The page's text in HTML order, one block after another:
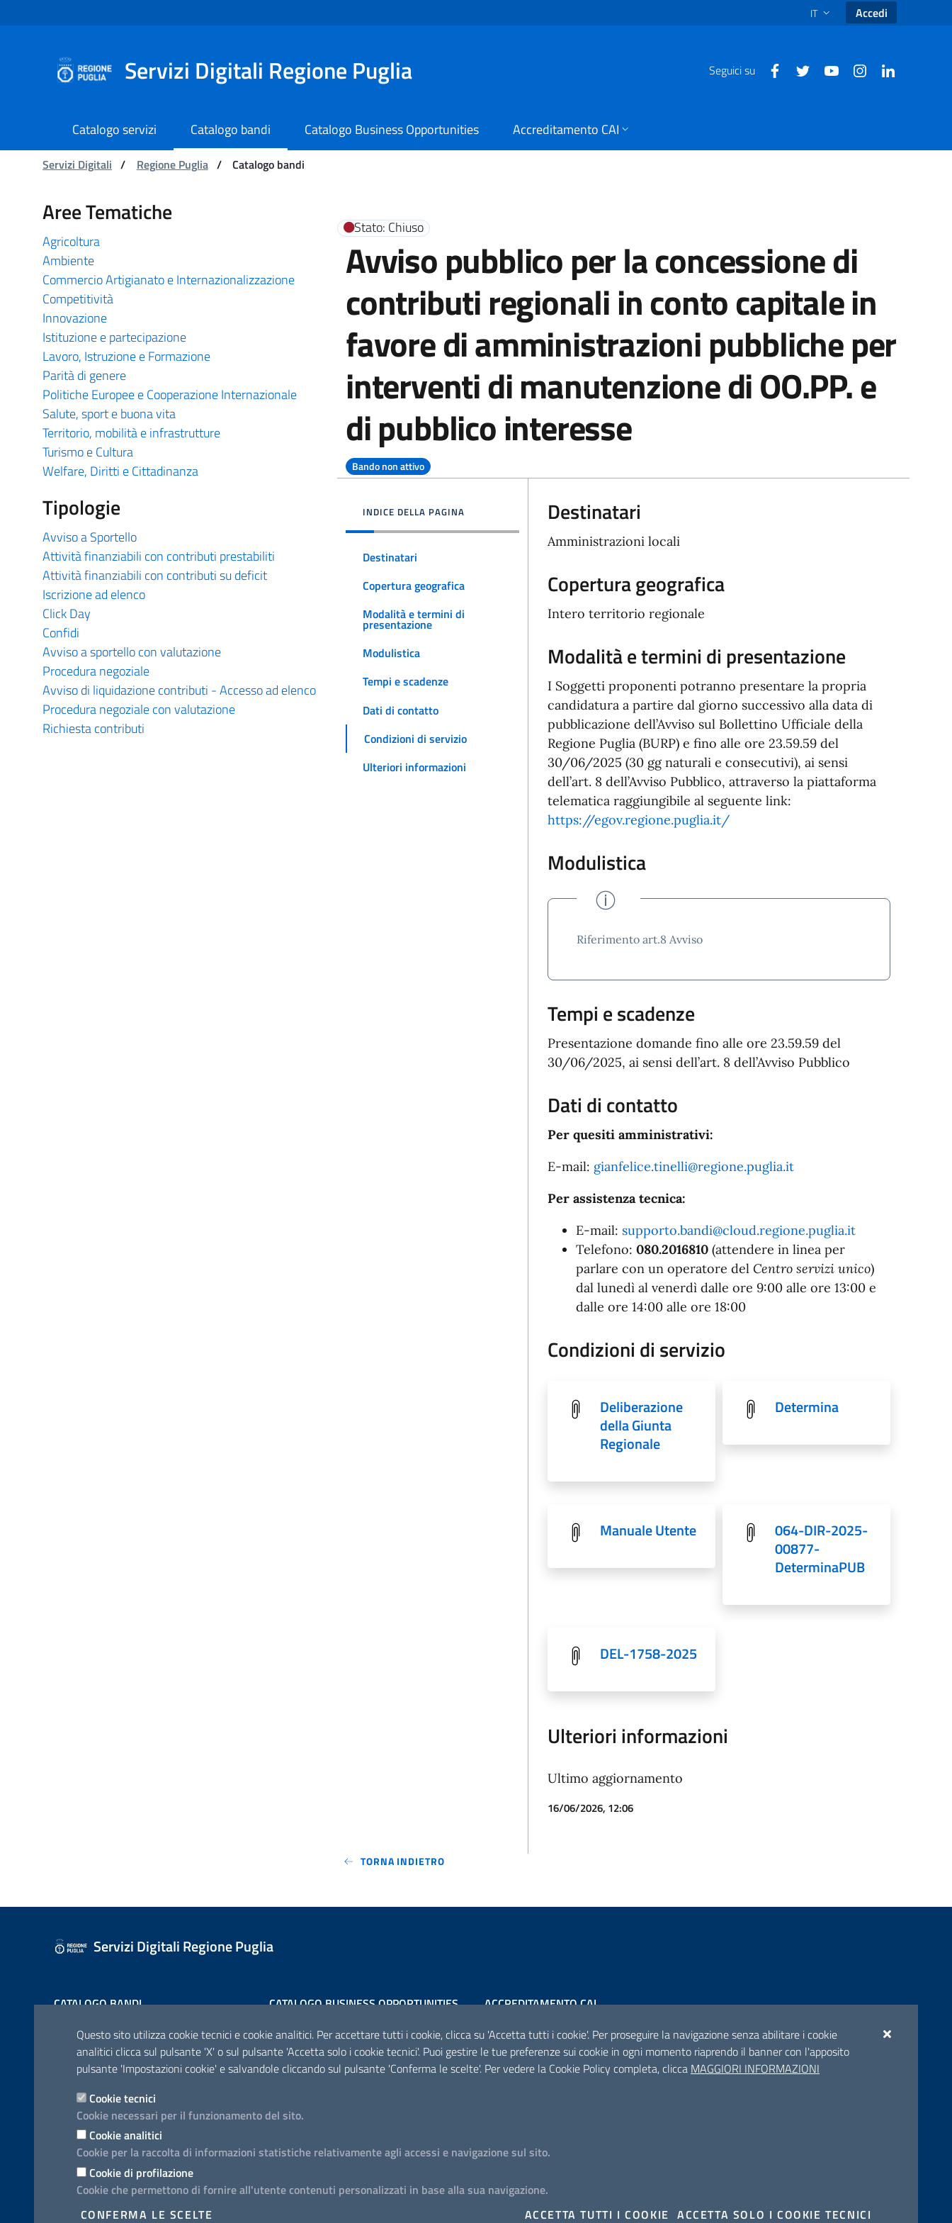
Navigazione
Questo sito utilizza cookie tecnici e cookie analitici. Per accettare tutti i cookie, clicca su 'Accetta tutti i cookie'. Per proseguire la navigazione senza abilitare i cookie
analitici clicca sul pulsante 'X' o sul pulsante 'Accetta solo i cookie tecnici'. Puoi gestire le tue preferenze sui cookie in ogni momento riaprendo il banner con l'apposito
pulsante 'Impostazioni cookie' e salvandole cliccando sul pulsante 'Conferma le scelte'. Per vedere la Cookie Policy completa, clicca MAGGIORI INFORMAZIONI
Cookie tecnici
Cookie necessari per il funzionamento del sito.
Cookie analitici
Cookie per la raccolta di informazioni statistiche relativamente agli accessi e navigazione sul sito.
Cookie di profilazione
Cookie che permettono di fornire all'utente contenuti personalizzati in base alla sua navigazione.
CONFERMA LE SCELTE
ACCETTA TUTTI I COOKIE ACCETTA SOLO I COOKIE TECNICI
SELEZIONE LINGUA: LINGUA
IT Accedi
Servizi Digitali Regione Puglia Seguici su
Catalogo servizi Catalogo bandi Catalogo Business Opportunities
Accreditamento CAI
Ti trovi in:
Servizi Digitali / Regione Puglia / Catalogo bandi
Catalogo bandi - Servizi Digitali Regione Puglia
Aree Tematiche
Agricoltura
Ambiente
Commercio Artigianato e Internazionalizzazione
Competitività
Innovazione
Istituzione e partecipazione
Lavoro, Istruzione e Formazione
Parità di genere
Politiche Europee e Cooperazione Internazionale
Salute, sport e buona vita
Territorio, mobilità e infrastrutture
Turismo e Cultura
Welfare, Diritti e Cittadinanza
Tipologie
Avviso a Sportello
Attività finanziabili con contributi prestabiliti
Attività finanziabili con contributi su deficit
Iscrizione ad elenco
Click Day
Confidi
Avviso a sportello con valutazione
Procedura negoziale
Avviso di liquidazione contributi - Accesso ad elenco
Procedura negoziale con valutazione
Richiesta contributi
Stato: Chiuso
Avviso pubblico per la concessione di
contributi regionali in conto capitale in
favore di amministrazioni pubbliche per
interventi di manutenzione di OO.PP. e
di pubblico interesse
Bando non attivo
INDICE DELLA PAGINA
Destinatari
Copertura geografica
Modalità e termini di
presentazione
Modulistica
Tempi e scadenze
Dati di contatto
Condizioni di servizio
Ulteriori informazioni
Destinatari
Amministrazioni locali
Copertura geografica
Intero territorio regionale
Modalità e termini di presentazione
I Soggetti proponenti potranno presentare la propria
candidatura a partire dal giorno successivo alla data di
pubblicazione dell’Avviso sul Bollettino Ufficiale della
Regione Puglia (BURP) e fino alle ore 23.59.59 del
30/06/2025 (30 gg naturali e consecutivi), ai sensi
dell’art. 8 dell’Avviso Pubblico, attraverso la piattaforma
telematica raggiungibile al seguente link:
https://egov.regione.puglia.it/
Modulistica
Riferimento art.8 Avviso
Tempi e scadenze
Presentazione domande fino alle ore 23.59.59 del
30/06/2025, ai sensi dell’art. 8 dell’Avviso Pubblico
Dati di contatto
Per quesiti amministrativi:
E-mail: gianfelice.tinelli@regione.puglia.it
Per assistenza tecnica:
E-mail: supporto.bandi@cloud.regione.puglia.it
Telefono:080.2016810(attendere in linea per
parlare con un operatore del Centro servizi unico)
dal lunedì al venerdì dalle ore 9:00 alle ore 13:00 e
dalle ore 14:00 alle ore 18:00
Condizioni di servizio
Deliberazione
della Giunta
Regionale
Determina
Manuale Utente
064-DIR-2025-
00877-
DeterminaPUB
DEL-1758-2025
Ulteriori informazioni
Ultimo aggiornamento
16/06/2026, 12:06
TORNA INDIETRO
Servizi Digitali Regione Puglia
CATALOGO BANDI CATALOGO BUSINESS OPPORTUNITIES
ACCREDITAMENTO CAI
Scheda informativa accreditamento
CONTATTI E INDIRIZZI
Lungomare N. Sauro, 33 - 70121 Bari
Via G. Gentile, 52 - 70126 Bari
Elenco PEC
Rubrica